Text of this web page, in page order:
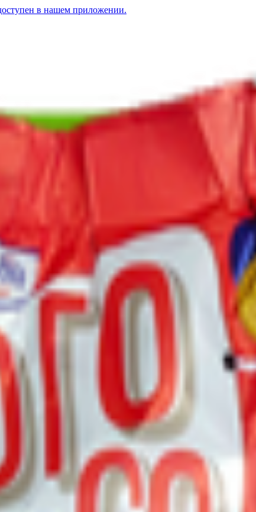
в нашем приложении.
детское
"Витьба" - смайлики для детского питания малышей
после основной еды. Такое печенье может быть
в садик или в школу. Вкусняшки подойдут детям и
ароматизатор натуральный; регулятор кислотности;